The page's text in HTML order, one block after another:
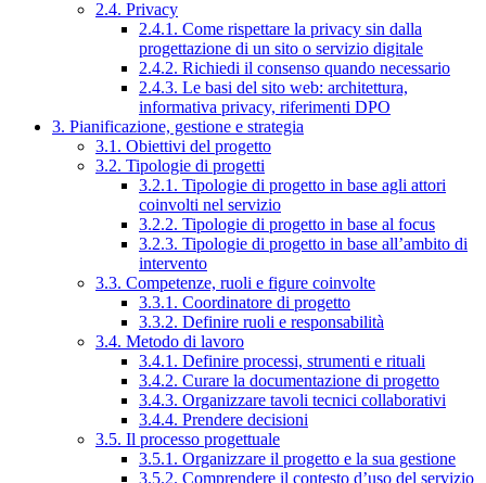
2.4. Privacy
2.4.1. Come rispettare la privacy sin dalla
progettazione di un sito o servizio digitale
2.4.2. Richiedi il consenso quando necessario
2.4.3. Le basi del sito web: architettura,
informativa privacy, riferimenti DPO
3. Pianificazione, gestione e strategia
3.1. Obiettivi del progetto
3.2. Tipologie di progetti
3.2.1. Tipologie di progetto in base agli attori
coinvolti nel servizio
3.2.2. Tipologie di progetto in base al focus
3.2.3. Tipologie di progetto in base all’ambito di
intervento
3.3. Competenze, ruoli e figure coinvolte
3.3.1. Coordinatore di progetto
3.3.2. Definire ruoli e responsabilità
3.4. Metodo di lavoro
3.4.1. Definire processi, strumenti e rituali
3.4.2. Curare la documentazione di progetto
3.4.3. Organizzare tavoli tecnici collaborativi
3.4.4. Prendere decisioni
3.5. Il processo progettuale
3.5.1. Organizzare il progetto e la sua gestione
3.5.2. Comprendere il contesto d’uso del servizio